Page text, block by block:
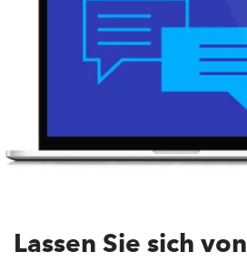
Lassen Sie sich von